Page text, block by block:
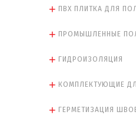
ПВХ ПЛИТКА ДЛЯ
ПРОМЫШЛЕННЫЕ
ГИДРОИЗОЛЯЦИЯ
КОМПЛЕКТУЮЩИЕ
ГЕРМЕТИЗАЦИЯ